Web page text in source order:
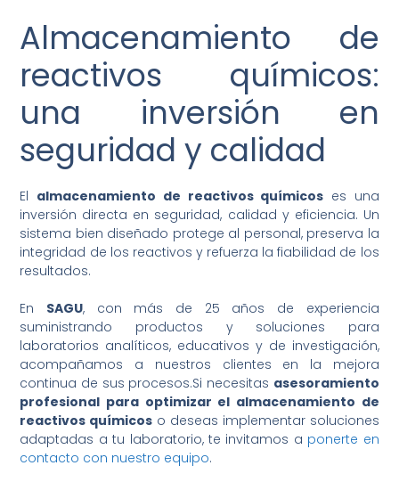
Almacenamiento de
reactivos químicos:
una inversión en
seguridad y calidad
El almacenamiento de reactivos químicos es una
inversión directa en seguridad, calidad y eficiencia. Un
sistema bien diseñado protege al personal, preserva la
integridad de los reactivos y refuerza la fiabilidad de los
resultados.
En SAGU, con más de 25 años de experiencia
suministrando productos y soluciones para
laboratorios analíticos, educativos y de investigación,
acompañamos a nuestros clientes en la mejora
continua de sus procesos.Si necesitas asesoramiento
profesional para optimizar el almacenamiento de
reactivos químicos o deseas implementar soluciones
adaptadas a tu laboratorio, te invitamos a ponerte en
contacto con nuestro equipo.